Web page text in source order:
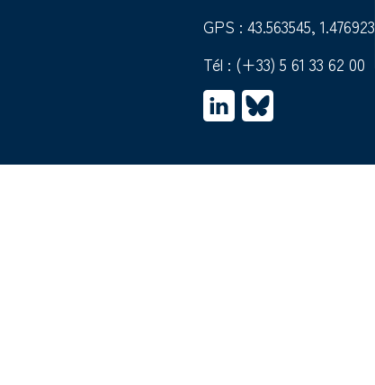
GPS : 43.563545, 1.476923
Tél : (+33) 5 61 33 62 00